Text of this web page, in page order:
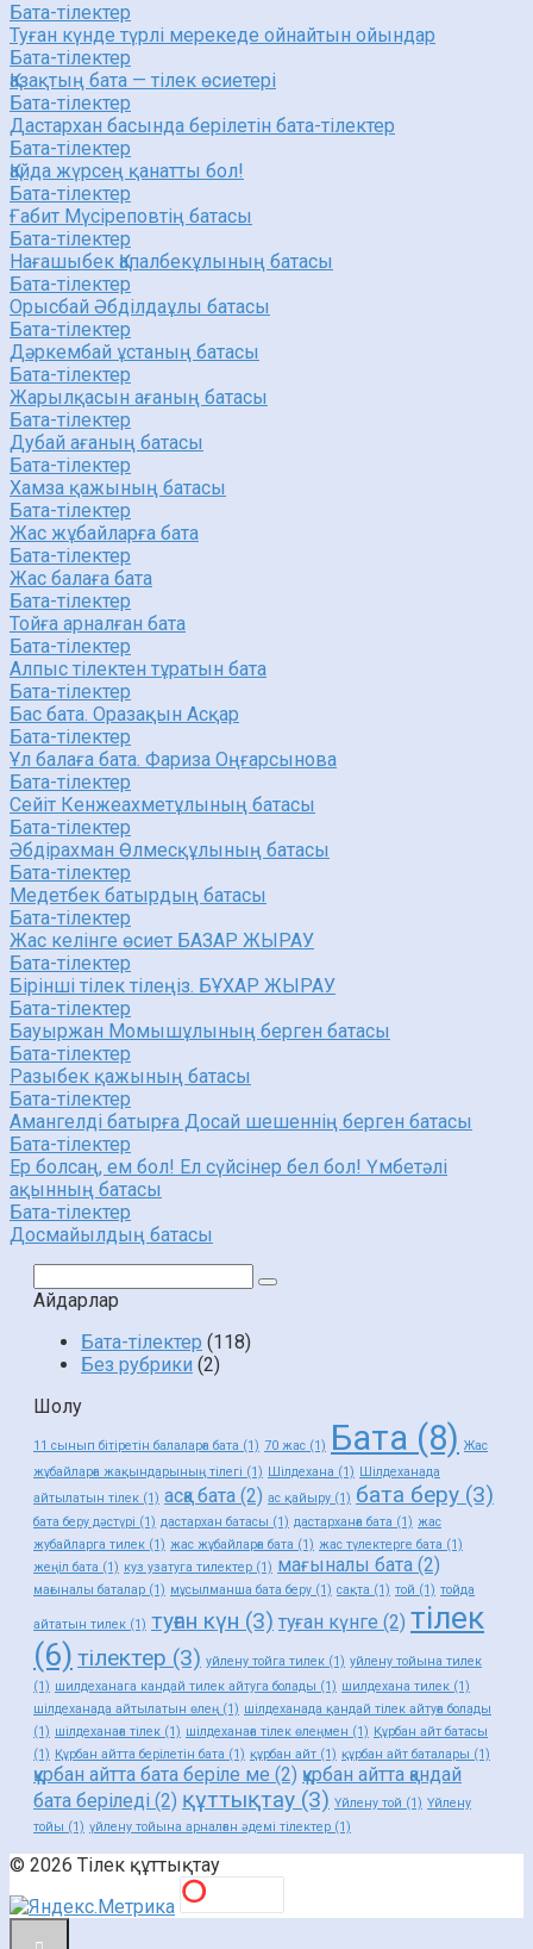
Бата-тілектер
Туған күнде түрлі мерекеде ойнайтын ойындар
Бата-тілектер
Қазақтың бата — тілек өсиетері
Бата-тілектер
Дастархан басында берілетін бата-тілектер
Бата-тілектер
Қайда жүрсең қанатты бол!
Бата-тілектер
Ғабит Мүсіреповтің батасы
Бата-тілектер
Нағашыбек Қапалбекұлының батасы
Бата-тілектер
Орысбай Әбділдаұлы батасы
Бата-тілектер
Дәркембай ұстаның батасы
Бата-тілектер
Жарылқасын ағаның батасы
Бата-тілектер
Дубай ағаның батасы
Бата-тілектер
Хамза қажының батасы
Бата-тілектер
Жас жұбайларға бата
Бата-тілектер
Жас балаға бата
Бата-тілектер
Тойға арналған бата
Бата-тілектер
Алпыс тілектен тұратын бата
Бата-тілектер
Бас бата. Оразақын Асқар
Бата-тілектер
Ұл балаға бата. Фариза Оңғарсынова
Бата-тілектер
Сейіт Кенжеахметұлының батасы
Бата-тілектер
Әбдірахман Өлмесқұлының батасы
Бата-тілектер
Медетбек батырдың батасы
Бата-тілектер
Жас келінге өсиет БАЗАР ЖЫРАУ
Бата-тілектер
Бірінші тілек тілеңіз. БҰХАР ЖЫРАУ
Бата-тілектер
Бауыржан Момышұлының берген батасы
Бата-тілектер
Разыбек қажының батасы
Бата-тілектер
Амангелді батырға Досай шешеннің берген батасы
Бата-тілектер
Ер болсаң, ем бол! Ел сүйсінер бел бол! Үмбетәлі
ақынның батасы
Бата-тілектер
Досмайылдың батасы
Айдарлар
Бата-тілектер (118)
Без рубрики (2)
Шолу
11 сынып бітіретін балаларға бата (1) 70 жас (1) Бата (8) Жас
жұбайларға жақындарының тілегі (1) Шілдехана (1) Шілдеханада
айтылатын тілек (1) асқа бата (2) ас қайыру (1) бата беру (3)
бата беру дәстүрі (1) дастархан батасы (1) дастарханға бата (1) жас
жубайларга тилек (1) жас жұбайларға бата (1) жас түлектерге бата (1)
жеңіл бата (1) куз узатуга тилектер (1) мағыналы бата (2)
мағыналы баталар (1) мұсылманша бата беру (1) сақта (1) той (1) тойда
айтатын тилек (1) туған күн (3) туған күнге (2) тілек
(6) тілектер (3) уйлену тойга тилек (1) уйлену тойына тилек
(1) шилдеханага кандай тилек айтуга болады (1) шилдехана тилек (1)
шілдеханада айтылатын өлең (1) шілдеханада қандай тілек айтуға болады
(1) шілдеханаға тілек (1) шілдеханаға тілек өлеңмен (1) Құрбан айт батасы
(1) Құрбан айтта берілетін бата (1) құрбан айт (1) құрбан айт баталары (1)
құрбан айтта бата беріле ме (2) құрбан айтта қандай
бата беріледі (2) құттықтау (3) Үйлену той (1) Үйлену
тойы (1) үйлену тойына арналған әдемі тілектер (1)
© 2026 Тілек құттықтау